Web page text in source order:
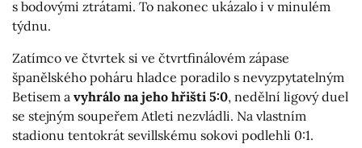
s bodovými ztrátami. To nakonec ukázalo i v minulém
týdnu.
Zatímco ve čtvrtek si ve čtvrtfinálovém zápase
španělského poháru hladce poradilo s nevyzpytatelným
Betisem a vyhrálo na jeho hřišti 5:0, nedělní ligový duel
se stejným soupeřem Atleti nezvládli. Na vlastním
stadionu tentokrát sevillskému sokovi podlehli 0:1.